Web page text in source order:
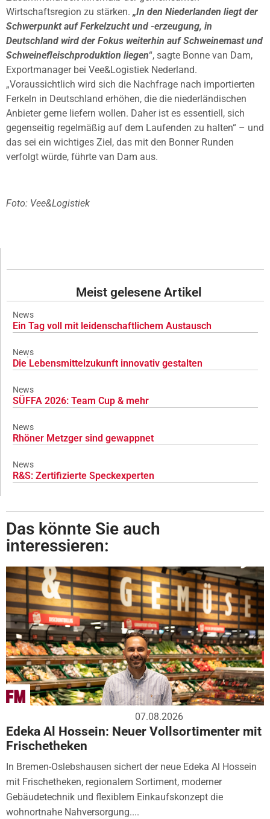
Wirtschaftsregion zu stärken. „In den Niederlanden liegt der
Schwerpunkt auf Ferkelzucht und -erzeugung, in
Deutschland wird der Fokus weiterhin auf Schweinemast und
Schweinefleischproduktion liegen“, sagte Bonne van Dam,
Exportmanager bei Vee&Logistiek Nederland.
„Voraussichtlich wird sich die Nachfrage nach importierten
Ferkeln in Deutschland erhöhen, die die niederländischen
Anbieter gerne liefern wollen. Daher ist es essentiell, sich
gegenseitig regelmäßig auf dem Laufenden zu halten“ – und
das sei ein wichtiges Ziel, das mit den Bonner Runden
verfolgt würde, führte van Dam aus.
Foto: Vee&Logistiek
Meist gelesene Artikel
News
Ein Tag voll mit leidenschaftlichem Austausch
News
Die Lebensmittelzukunft innovativ gestalten
News
SÜFFA 2026: Team Cup & mehr
News
Rhöner Metzger sind gewappnet
News
R&S: Zertifizierte Speckexperten
Das könnte Sie auch
interessieren:
07.08.2026
Edeka Al Hossein: Neuer Vollsortimenter mit
Frischetheken
In Bremen-Oslebshausen sichert der neue Edeka Al Hossein
mit Frischetheken, regionalem Sortiment, moderner
Gebäudetechnik und flexiblem Einkaufskonzept die
wohnortnahe Nahversorgung....